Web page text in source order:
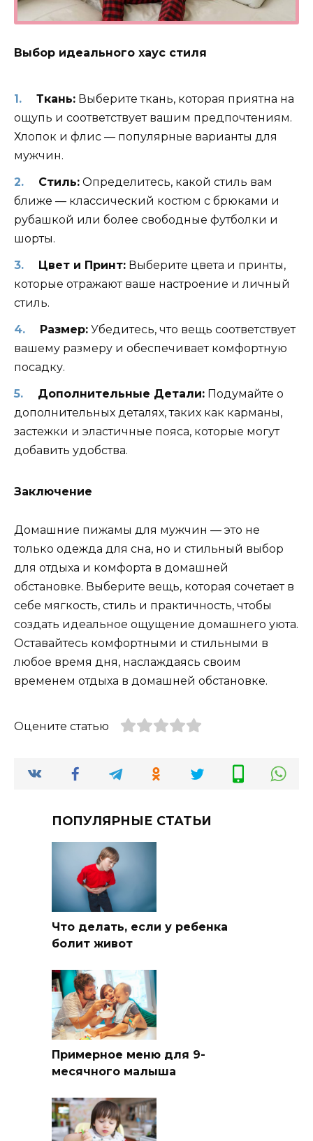
Выбор идеального хаус стиля
Ткань:Выберите ткань, которая приятна на
ощупь и соответствует вашим предпочтениям.
Хлопок и флис — популярные варианты для
мужчин.
Стиль:Определитесь, какой стиль вам
ближе — классический костюм с брюками и
рубашкой или более свободные футболки и
шорты.
Цвет и Принт:Выберите цвета и принты,
которые отражают ваше настроение и личный
стиль.
Размер:Убедитесь, что вещь соответствует
вашему размеру и обеспечивает комфортную
посадку.
Дополнительные Детали:Подумайте о
дополнительных деталях, таких как карманы,
застежки и эластичные пояса, которые могут
добавить удобства.
Заключение
Домашние пижамы для мужчин — это не
только одежда для сна, но и стильный выбор
для отдыха и комфорта в домашней
обстановке. Выберите вещь, которая сочетает в
себе мягкость, стиль и практичность, чтобы
создать идеальное ощущение домашнего уюта.
Оставайтесь комфортными и стильными в
любое время дня, наслаждаясь своим
временем отдыха в домашней обстановке.
Оцените статью
ПОПУЛЯРНЫЕ СТАТЬИ
Что делать, если у ребенка
болит живот
Примерное меню для 9-
месячного малыша